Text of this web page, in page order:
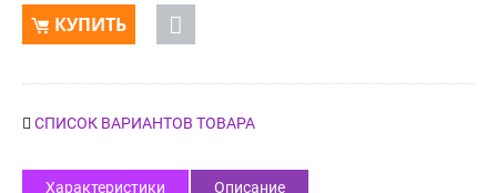
КУПИТЬ
СПИСОК ВАРИАНТОВ ТОВАРА
Характеристики Описание